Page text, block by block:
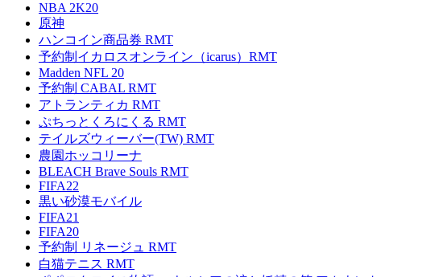
NBA 2K20
原神
ハンコイン商品券 RMT
予約制イカロスオンライン（icarus）RMT
Madden NFL 20
予約制 CABAL RMT
アトランティカ RMT
ぷちっとくろにくる RMT
テイルズウィーバー(TW) RMT
農園ホッコリーナ
BLEACH Brave Souls RMT
FIFA22
黒い砂漠モバイル
FIFA21
FIFA20
予約制 リネージュ RMT
白猫テニス RMT